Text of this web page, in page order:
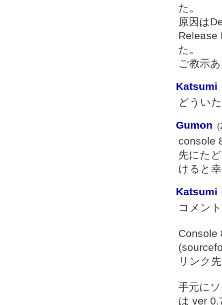
た。
原因は
Release
た。
ご教示
Katsumi
どうい
Gumon
console
先にた
けると
Katsumi
コメン
Console
リンク
手元に
は ver